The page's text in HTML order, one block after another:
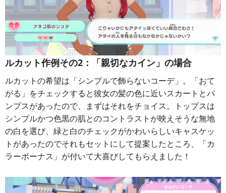
ルカット作例その2：「親切なカイン」の場合
ルカットの希望は「シンプルで飾らないコーデ」。「おて
がる」をチェックすると彼女の髪の色に近いスカートとパ
ンプスがあったので、まずはそれをチョイス。トップスは
シンプルかつ色黒の肌とのコントラストが映えそうな無地
の白を選び、緑と白のチェックがかわいらしいキャスケッ
トがあったのでそれもセットにして提案したところ、「カ
ラーボーナス」が付いて大喜びしてもらえました！